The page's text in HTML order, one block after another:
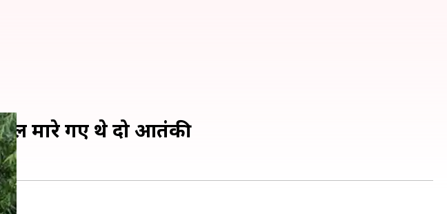
मारे गए थे दो आतंकी